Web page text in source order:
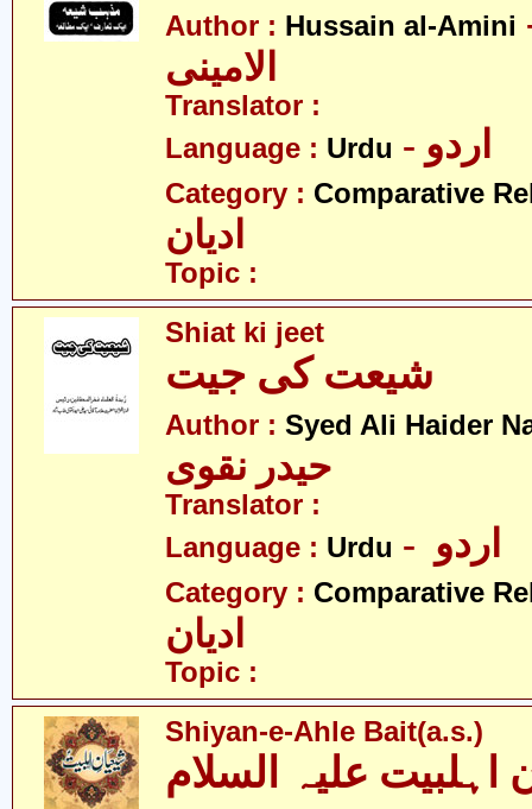
Author : Hussain al-Amini
الامینی
Translator :
Language : Urdu - اردو
Category : Comparative
ادیان
Topic :
Shiat ki jeet
شیعت کی جیت
Author : Syed Ali Haider
حیدر نقوی
Translator :
Language : Urdu
Category : Comparative
ادیان
Topic :
Shiyan-e-Ahle Bait(a.s.)
اہلبیت علیہ السلام